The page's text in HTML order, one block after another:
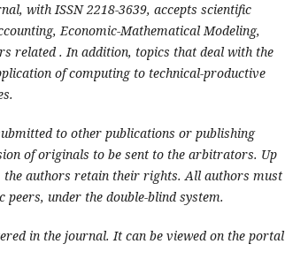
with ISSN 2218-3639, accepts scientific
Economic-Mathematical Modeling,
related . In addition, topics that deal with the
of computing to technical-productive
to other publications or publishing
of originals to be sent to the arbitrators. Up
authors retain their rights. All authors must
under the double-blind system.
in the journal. It can be viewed on the portal